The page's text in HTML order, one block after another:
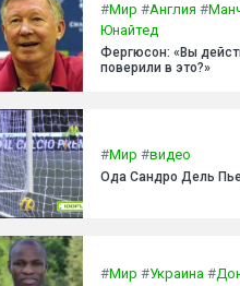
#Мир #Англия #
Юнайтед
Фергюсон: «Вы
поверили в это?»
#Мир #видео
Ода Сандро Дель
#Мир #Украина #